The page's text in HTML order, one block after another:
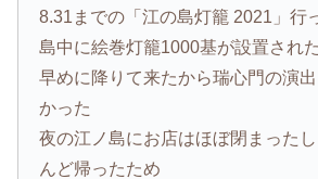
8.31までの「江の島灯籠 2021」行
島中に絵巻灯籠1000基が設置され
早めに降りて来たから瑞心門の演
かった
夜の江ノ島にお店はほぼ閉まった
んど帰ったため